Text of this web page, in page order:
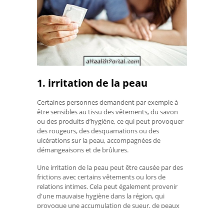
1. irritation de la peau
Certaines personnes demandent par exemple à
être sensibles au tissu des vêtements, du savon
ou des produits d’hygiène, ce qui peut provoquer
des rougeurs, des desquamations ou des
ulcérations sur la peau, accompagnées de
démangeaisons et de brûlures.
Une irritation de la peau peut être causée par des
frictions avec certains vêtements ou lors de
relations intimes. Cela peut également provenir
d'une mauvaise hygiène dans la région, qui
provoque une accumulation de sueur, de peaux